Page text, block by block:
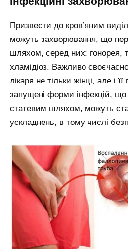
Призвести до кров’яним
можуть захворювання, що
шляхом, серед них: гонорея,
хламідіоз. Важливо
лікаря не тільки жінці, але і
запущені форми інфекцій,
статевим шляхом, можуть
ускладнень, в тому числі